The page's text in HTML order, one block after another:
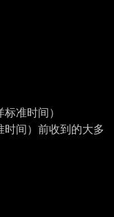
准时间）
时间）前收到的大多